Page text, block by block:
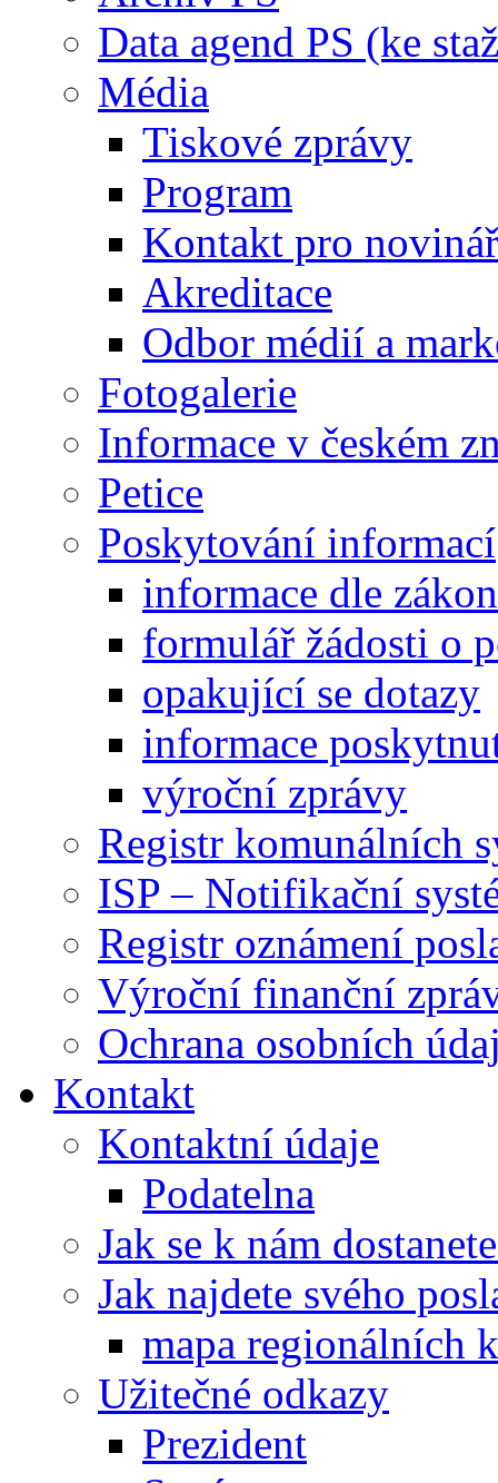
Data agend PS (ke
Média
Tiskové zprávy
Program
Kontakt pro
Akreditace
Odbor médií a
Fotogalerie
Informace v českém
Petice
Poskytování informací
informace dle
formulář žádosti o
opakující se dotazy
informace
výroční zprávy
Registr komunálních
ISP – Notifikační
Registr oznámení
Výroční finanční
Ochrana osobních
Kontakt
Kontaktní údaje
Podatelna
Jak se k nám
Jak najdete svého
mapa regionálních
Užitečné odkazy
Prezident